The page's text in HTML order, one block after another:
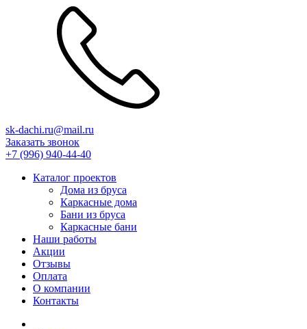
sk-dachi.ru@mail.ru
Заказать звонок
+7 (996) 940-44-40‬‬
Каталог проектов
Дома из бруса
Каркасные дома
Бани из бруса
Каркасные бани
Наши работы
Акции
Отзывы
Оплата
О компании
Контакты